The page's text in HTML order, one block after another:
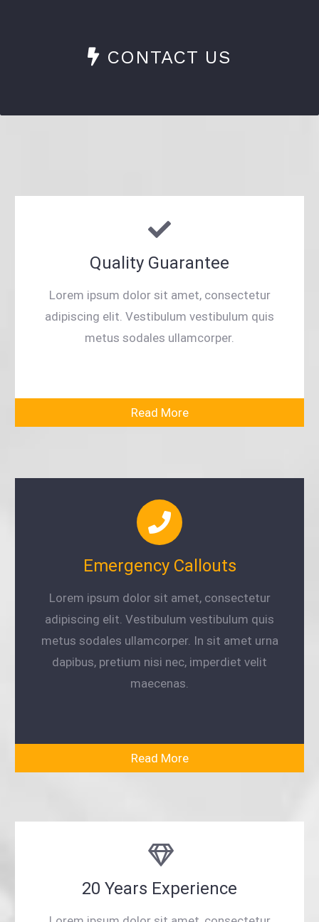
CONTACT US
Quality Guarantee
Lorem ipsum dolor sit amet, consectetur
adipiscing elit. Vestibulum vestibulum quis
metus sodales ullamcorper.
Read More
Emergency Callouts
Lorem ipsum dolor sit amet, consectetur
adipiscing elit. Vestibulum vestibulum quis
metus sodales ullamcorper. In sit amet urna
dapibus, pretium nisi nec, imperdiet velit
maecenas.
Read More
20 Years Experience